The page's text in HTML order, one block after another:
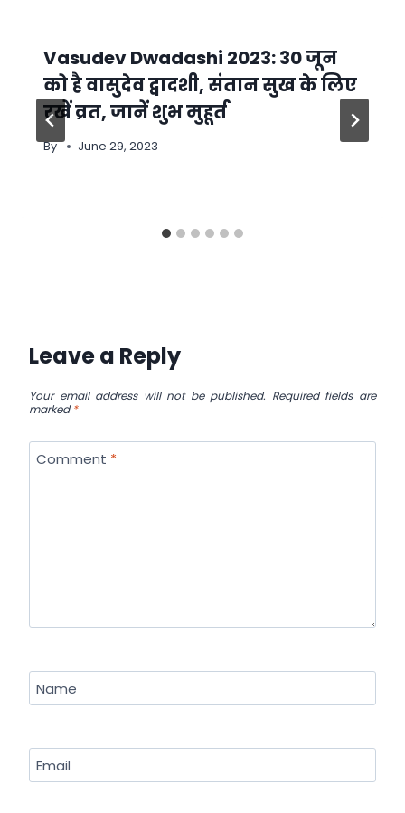
Vasudev Dwadashi 2023: 30 जून
को है वासुदेव द्वादशी, संतान सुख के लिए
रखें व्रत, जानें शुभ मुहूर्त
By June 29, 2023
Leave a Reply
Your email address will not be published. Required fields are
marked*
Comment *
Name
Email